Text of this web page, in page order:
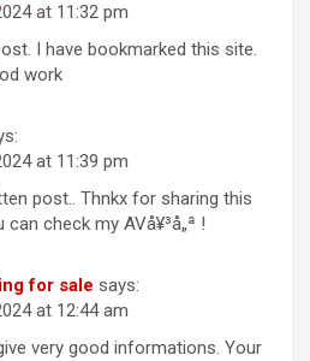
at 11:32 pm
I have bookmarked this site.
work
at 11:39 pm
post.. Thnkx for sharing this
check my AVå¥³å„ª !
for sale says:
at 12:44 am
very good informations. Your